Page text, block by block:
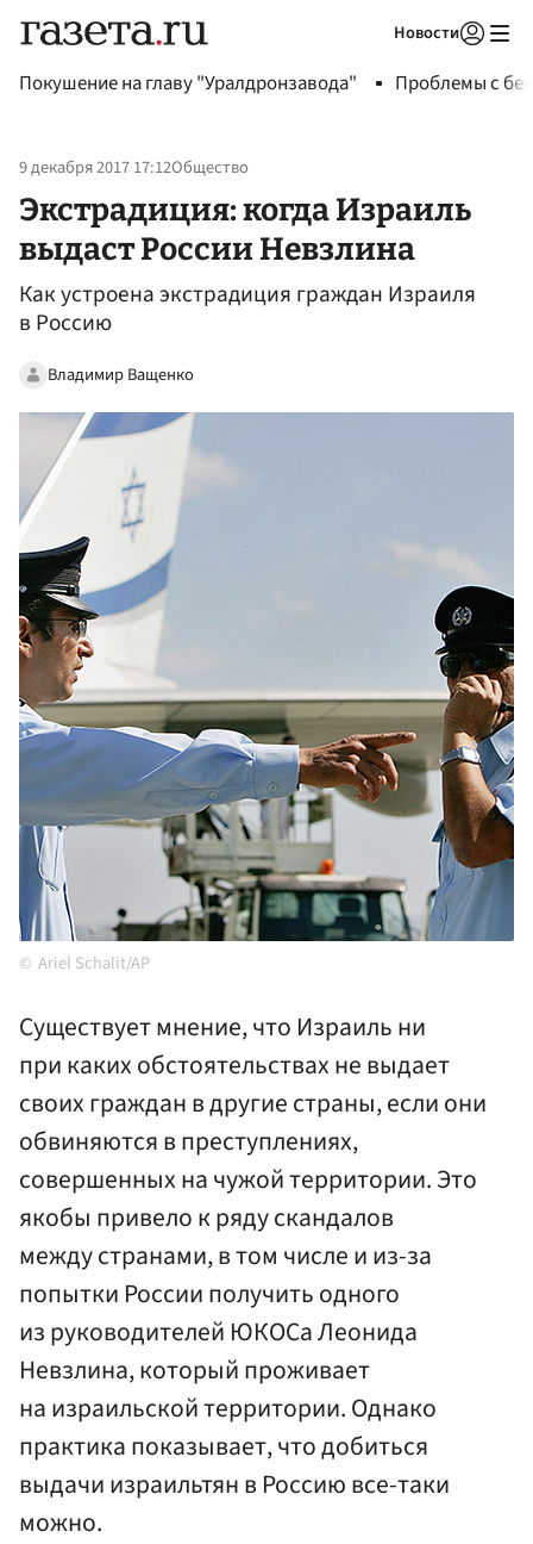
Новости
Покушение на главу "Уралдронзавода" Проблемы с
9 декабря 2017 17:12Общество
Экстрадиция: когда Израиль
выдаст России Невзлина
Как устроена экстрадиция граждан Израиля
в Россию
Владимир Ващенко
Ariel Schalit/AP
Существует мнение, что Израиль ни
при каких обстоятельствах не выдает
своих граждан в другие страны, если они
обвиняются в преступлениях,
совершенных на чужой территории. Это
якобы привело к ряду скандалов
между странами, в том числе и из-за
попытки России получить одного
из руководителей ЮКОСа Леонида
Невзлина, который проживает
на израильской территории. Однако
практика показывает, что добиться
выдачи израильтян в Россию все-таки
можно.